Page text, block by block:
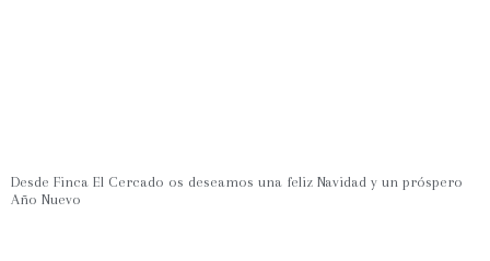
Desde Finca El Cercado os deseamos una feliz Navidad y un próspero
Año Nuevo